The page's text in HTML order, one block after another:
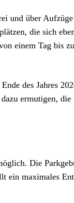
und über
die sich
einem Tag bis
des Jahres
ermutigen, die
Die
ein maximales